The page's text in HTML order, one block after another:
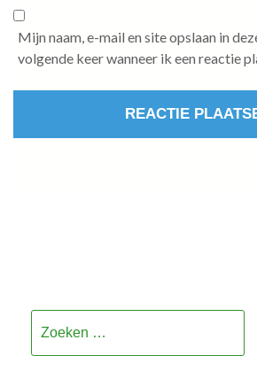
Mijn naam, e-mail en site opslaan in
volgende keer wanneer ik een reactie